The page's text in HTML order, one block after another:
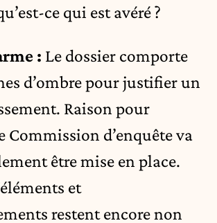
ce qui est avéré ?
: Le dossier comporte
d’ombre pour justifier un
Raison pour
Commission d’enquête va
être mise en place.
et
restent encore non